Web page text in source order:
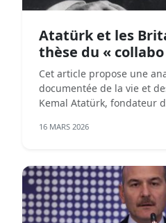
Atatürk et les
thèse du «
Cet article propose une
documentée de la vie et
Kemal Atatürk, fondateur
16 MARS 2026